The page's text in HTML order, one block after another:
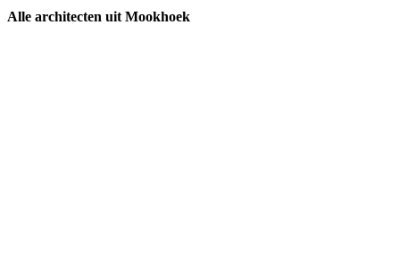
Alle architecten uit Mookhoek